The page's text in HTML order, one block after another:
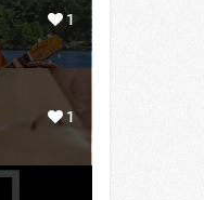
1
1